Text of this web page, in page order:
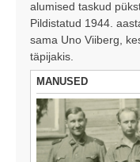
t
u
s
alumised taskud
Pildistatud 1944.
sama Uno Viiberg,
täpijakis.
MANUSED